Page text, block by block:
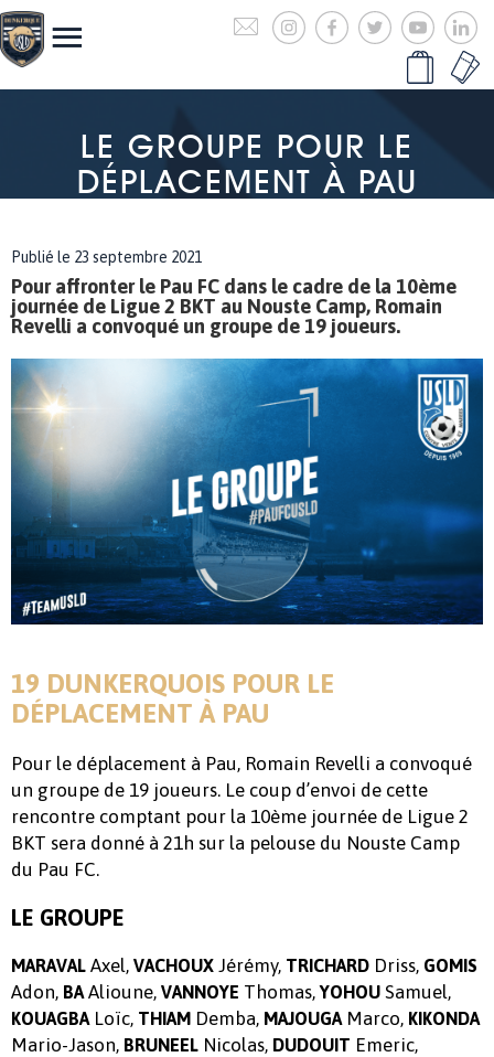
LE GROUPE POUR LE
DÉPLACEMENT À PAU
Publié le 23 septembre 2021
Pour affronter le Pau FC dans le cadre de la 10ème
journée de Ligue 2 BKT au Nouste Camp, Romain
Revelli a convoqué un groupe de 19 joueurs.
19 DUNKERQUOIS POUR LE
DÉPLACEMENT À PAU
Pour le déplacement à Pau, Romain Revelli a convoqué
un groupe de 19 joueurs. Le coup d’envoi de cette
rencontre comptant pour la 10ème journée de Ligue 2
BKT sera donné à 21h sur la pelouse du Nouste Camp
du Pau FC.
LE GROUPE
MARAVAL Axel, VACHOUX Jérémy, TRICHARD Driss, GOMIS
Adon, BAAlioune, VANNOYE Thomas,YOHOU Samuel,
KOUAGBALoïc, THIAM Demba, MAJOUGA Marco, KIKONDA
Mario-Jason, BRUNEEL Nicolas, DUDOUIT Emeric,